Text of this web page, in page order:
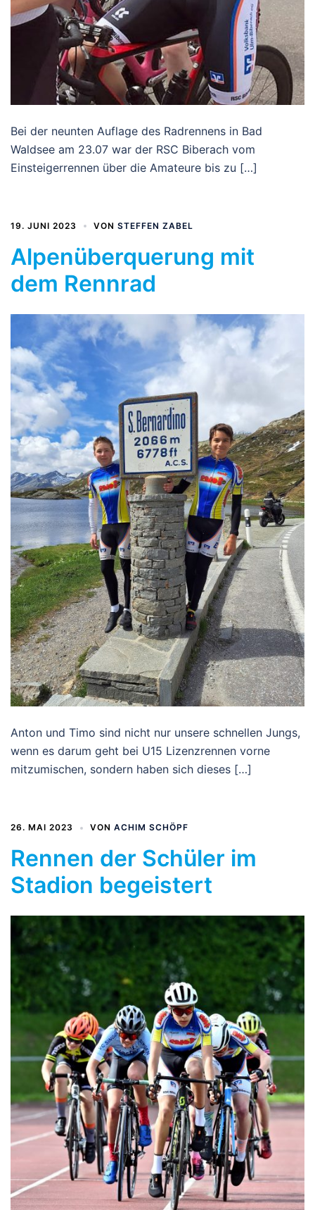
Bei der neunten Auflage des Radrennens in Bad
Waldsee am 23.07 war der RSC Biberach vom
Einsteigerrennen über die Amateure bis zu […]
19. JUNI 2023 VON STEFFEN ZABEL
Alpenüberquerung mit
dem Rennrad
Anton und Timo sind nicht nur unsere schnellen Jungs,
wenn es darum geht bei U15 Lizenzrennen vorne
mitzumischen, sondern haben sich dieses […]
26. MAI 2023 VON ACHIM SCHÖPF
Rennen der Schüler im
Stadion begeistert